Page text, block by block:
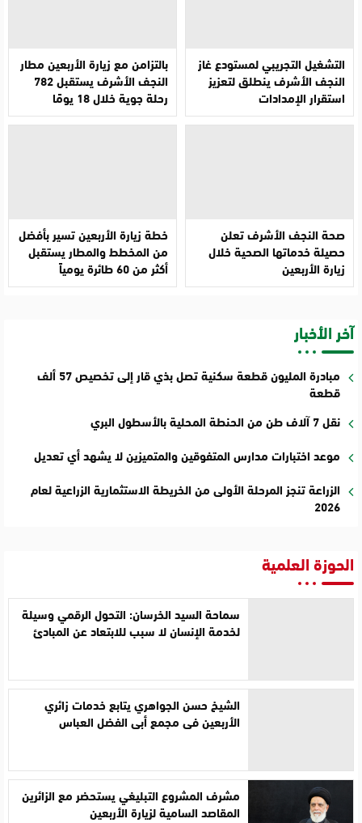
التشغيل التجريبي لمستودع غاز
النجف الأشرف ينطلق لتعزيز
استقرار الإمدادات
بالتزامن مع زيارة الأربعين مطار
النجف الأشرف يستقبل 782
رحلة جوية خلال 18 يومًا
صحة النجف الأشرف تعلن
حصيلة خدماتها الصحية خلال
زيارة الأربعين
خطة زيارة الأربعين تسير بأفضل
من المخطط والمطار يستقبل
أكثر من 60 طائرة يومياً
آخر الأخبار
مبادرة المليون قطعة سكنية تصل بذي قار إلى تخصيص 57 ألف
قطعة
نقل 7 آلاف طن من الحنطة المحلية بالأسطول البري
موعد اختبارات مدارس المتفوقين والمتميزين لا يشهد أي تعديل
الزراعة تنجز المرحلة الأولى من الخريطة الاستثمارية الزراعية لعام
2026
الحوزة العلمية
سماحة السيد الخرسان: التحول الرقمي وسيلة
لخدمة الإنسان لا سبب للابتعاد عن المبادئ
الشيخ حسن الجواهري يتابع خدمات زائري
الأربعين في مجمع أبي الفضل العباس
مشرف المشروع التبليغي يستحضر مع الزائرين
المقاصد السامية لزيارة الأربعين